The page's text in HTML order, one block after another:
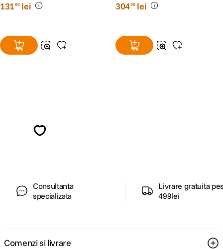
13100 lei 30400 lei
Consultanta
specializata
Livrare gratuita
499lei
Comenzi si livrare